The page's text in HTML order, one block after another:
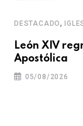
DESTACADO,
León XIV
Apostólica
05/08/2026